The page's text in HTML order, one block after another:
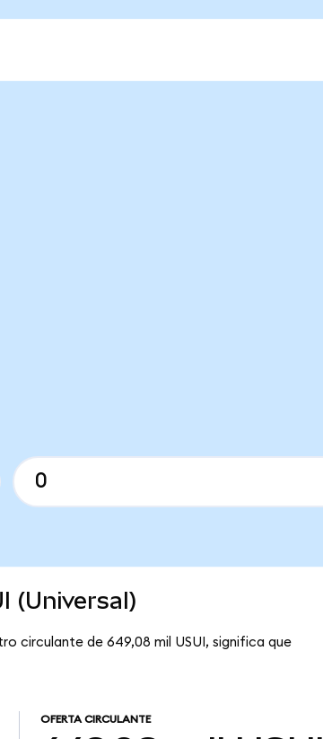
(Universal)
circulante de 649,08 mil USUI, significa que
OFERTA CIRCULANTE